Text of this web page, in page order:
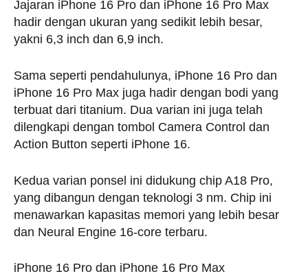
Jajaran iPhone 16 Pro dan iPhone 16 Pro Max
hadir dengan ukuran yang sedikit lebih besar,
yakni 6,3 inch dan 6,9 inch.
Sama seperti pendahulunya, iPhone 16 Pro dan
iPhone 16 Pro Max juga hadir dengan bodi yang
terbuat dari titanium. Dua varian ini juga telah
dilengkapi dengan tombol Camera Control dan
Action Button seperti iPhone 16.
Kedua varian ponsel ini didukung chip A18 Pro,
yang dibangun dengan teknologi 3 nm. Chip ini
menawarkan kapasitas memori yang lebih besar
dan Neural Engine 16-core terbaru.
iPhone 16 Pro dan iPhone 16 Pro Max